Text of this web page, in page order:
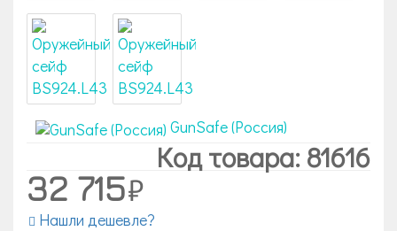
GunSafe (Россия)
Код товара: 81616
32 715
Нашли дешевле?